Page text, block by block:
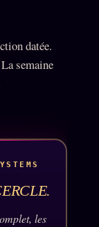
datée.
semaine
les